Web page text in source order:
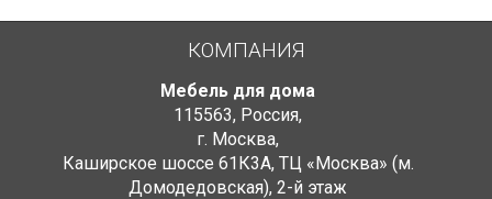
КОМПАНИЯ
Мебель для дома
115563, Россия,
г. Москва,
Каширское шоссе 61К3А, ТЦ «Москва» (м.
Домодедовская), 2-й этаж